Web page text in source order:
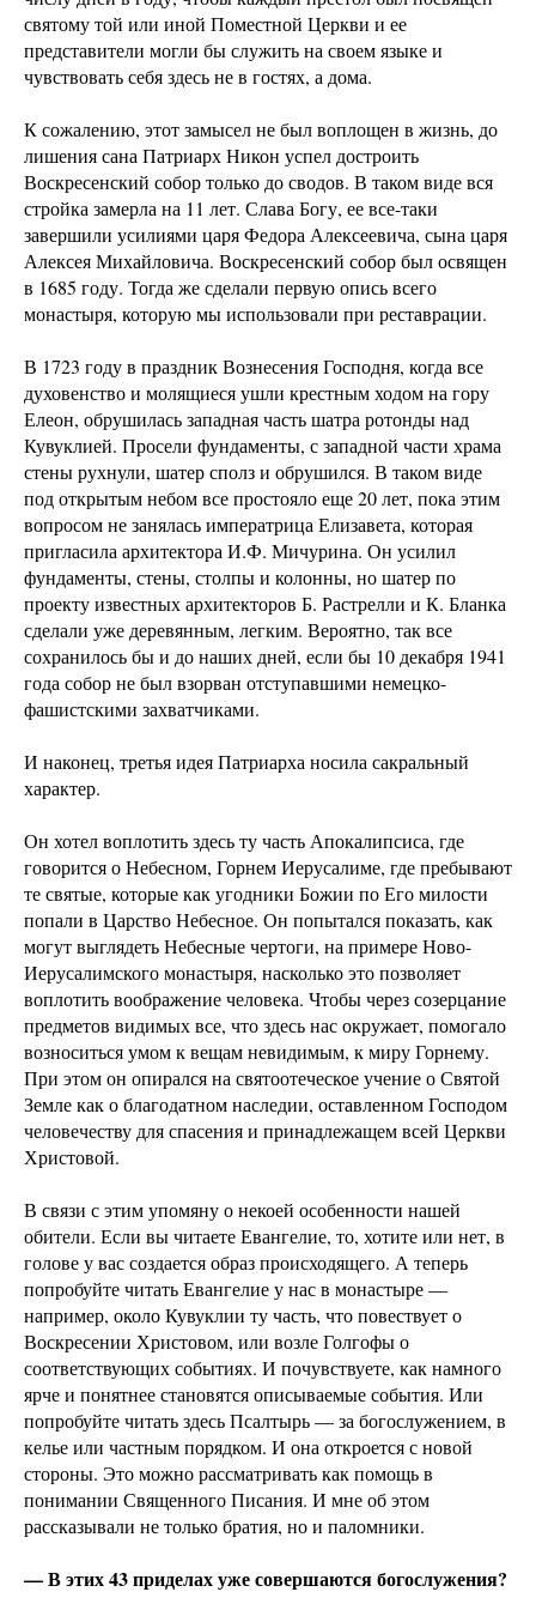
святому той или иной Поместной Церкви и ее
представители могли бы служить на своем языке и
чувствовать себя здесь не в гостях, а дома.
К сожалению, этот замысел не был воплощен в жизнь, до
лишения сана Патриарх Никон успел достроить
Воскресенский собор только до сводов. В таком виде вся
стройка замерла на 11 лет. Слава Богу, ее все-таки
завершили усилиями царя Федора Алексеевича, сына царя
Алексея Михайловича. Воскресенский собор был освящен
в 1685 году. Тогда же сделали первую опись всего
монастыря, которую мы использовали при реставрации.
В 1723 году в праздник Вознесения Господня, когда все
духовенство и молящиеся ушли крестным ходом на гору
Елеон, обрушилась западная часть шатра ротонды над
Кувуклией. Просели фундаменты, с западной части храма
стены рухнули, шатер сполз и обрушился. В таком виде
под открытым небом все простояло еще 20 лет, пока этим
вопросом не занялась императрица Елизавета, которая
пригласила архитектора И.Ф. Мичурина. Он усилил
фундаменты, стены, столпы и колонны, но шатер по
проекту известных архитекторов Б. Растрелли и К. Бланка
сделали уже деревянным, легким. Вероятно, так все
сохранилось бы и до наших дней, если бы 10 декабря 1941
года собор не был взорван отступавшими немецко-
фашистскими захватчиками.
И наконец, третья идея Патриарха носила сакральный
характер.
Он хотел воплотить здесь ту часть Апокалипсиса, где
говорится о Небесном, Горнем Иерусалиме, где пребывают
те святые, которые как угодники Божии по Его милости
попали в Царство Небесное. Он попытался показать, как
могут выглядеть Небесные чертоги, на примере Ново-
Иерусалимского монастыря, насколько это позволяет
воплотить воображение человека. Чтобы через созерцание
предметов видимых все, что здесь нас окружает, помогало
возноситься умом к вещам невидимым, к миру Горнему.
При этом он опирался на святоотеческое учение о Святой
Земле как о благодатном наследии, оставленном Господом
человечеству для спасения и принадлежащем всей Церкви
Христовой.
В связи с этим упомяну о некоей особенности нашей
обители. Если вы читаете Евангелие, то, хотите или нет, в
голове у вас создается образ происходящего. А теперь
попробуйте читать Евангелие у нас в монастыре —
например, около Кувуклии ту часть, что повествует о
Воскресении Христовом, или возле Голгофы о
соответствующих событиях. И почувствуете, как намного
ярче и понятнее становятся описываемые события. Или
попробуйте читать здесь Псалтырь — за богослужением, в
келье или частным порядком. И она откроется с новой
стороны. Это можно рассматривать как помощь в
понимании Священного Писания. И мне об этом
рассказывали не только братия, но и паломники.
— В этих 43 приделах уже совершаются богослужения?